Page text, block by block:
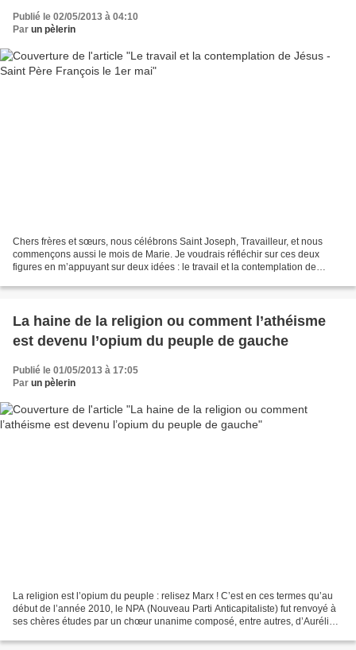
Publié le 02/05/2013 à 04:10
Par un pèlerin
Chers frères et sœurs, nous célébrons Saint Joseph, Travailleur, et nous
commençons aussi le mois de Marie. Je voudrais réfléchir sur ces deux
figures en m’appuyant sur deux idées : le travail et la contemplation de
La haine de la religion ou comment l’athéisme
est devenu l’opium du peuple de gauche
Publié le 01/05/2013 à 17:05
Par un pèlerin
La religion est l’opium du peuple : relisez Marx ! C’est en ces termes qu’au
début de l’année 2010, le NPA (Nouveau Parti Anticapitaliste) fut renvoyé à
ses chères études par un chœur unanime composé, entre autres, d’Aurélie